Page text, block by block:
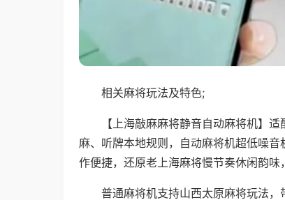
相关麻将玩法及特色;
【上海敲麻麻将静音自动麻将机】
麻、听牌本地规则，自动麻将机超低噪
作便捷，还原老上海麻将慢节奏休闲韵味
普通麻将机支持山西太原麻将玩法